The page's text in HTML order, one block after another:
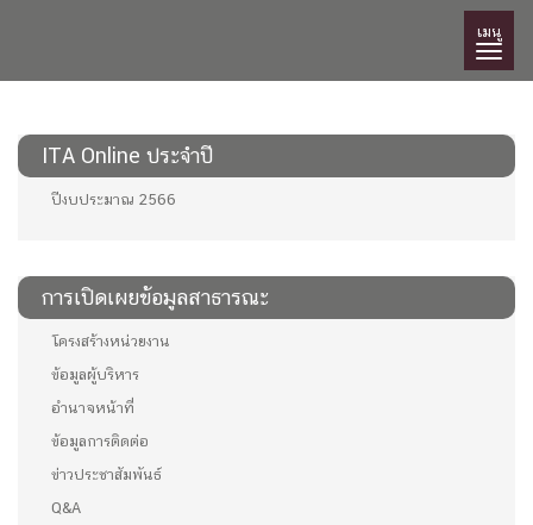
เมนู
ITA Online ประจำปี
ปีงบประมาณ 2566
การเปิดเผยข้อมูลสาธารณะ
โครงสร้างหน่วยงาน
ข้อมูลผู้บริหาร
อำนาจหน้าที่
ข้อมูลการติดต่อ
ข่าวประชาสัมพันธ์
Q&A